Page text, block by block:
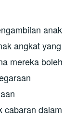
anak
angkat yang
mereka boleh
cabaran dalam